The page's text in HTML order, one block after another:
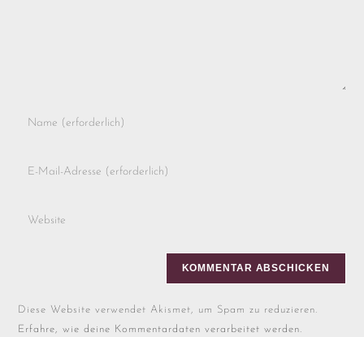
Diese Website verwendet Akismet, um Spam zu reduzieren.
Erfahre, wie deine Kommentardaten verarbeitet werden.